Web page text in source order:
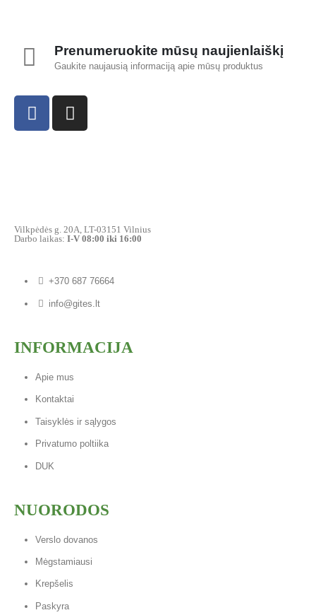
Prenumeruokite mūsų naujienlaiškį
Gaukite naujausią informaciją apie mūsų produktus
Vilkpėdės g. 20A, LT-03151 Vilnius
Darbo laikas: I-V 08:00 iki 16:00
+370 687 76664
info@gites.lt
INFORMACIJA
Apie mus
Kontaktai
Taisyklės ir sąlygos
Privatumo poltiika
DUK
NUORODOS
Verslo dovanos
Mėgstamiausi
Krepšelis
Paskyra